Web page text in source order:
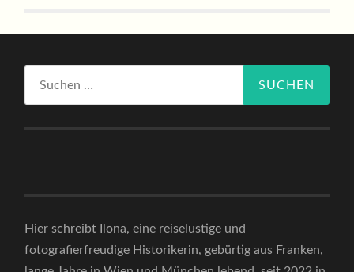
Hier schreibt Ilona, eine reiselustige und
fotografierfreudige Historikerin, gebürtig aus Franken,